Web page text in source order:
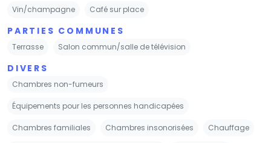
Vin/champagne Café sur place
PARTIES COMMUNES
Terrasse Salon commun/salle de télévision
DIVERS
Chambres non-fumeurs
Équipements pour les personnes handicapées
Chambres familiales Chambres insonorisées Chauffage